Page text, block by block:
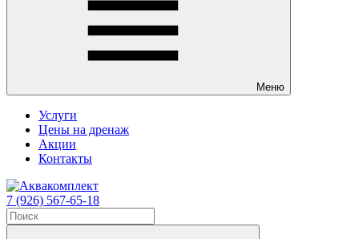
Меню
Услуги
Цены на дренаж
Акции
Контакты
7 (926) 567-65-18